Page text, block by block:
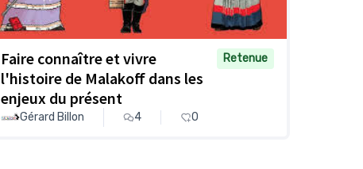
Faire connaître et vivre
l'histoire de Malakoff dans les
enjeux du présent
Retenue
Gérard Billon 4 0